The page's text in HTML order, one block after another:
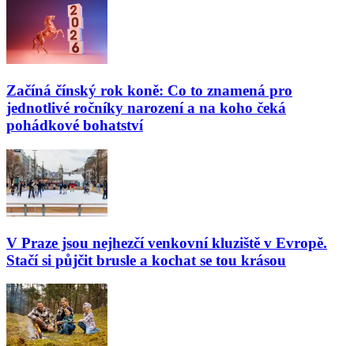
Začíná čínský rok koně: Co to znamená pro
jednotlivé ročníky narození a na koho čeká
pohádkové bohatství
V Praze jsou nejhezčí venkovní kluziště v Evropě.
Stačí si půjčit brusle a kochat se tou krásou